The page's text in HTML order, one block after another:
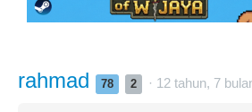
rahmad 78 2 · 12 tahun, 7